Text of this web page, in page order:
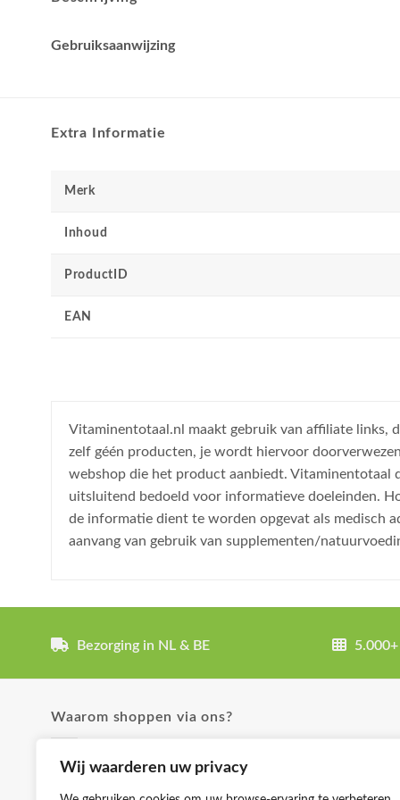
Wij waarderen uw privacy
Gebruiksaanwijzing
Extra Informatie
Merk
Inhoud
ProductID
EAN
Vitaminentotaal.nl maakt gebruik van affiliate links,
zelf géén producten, je wordt hiervoor
webshop die het product aanbiedt. Vitaminentotaal
uitsluitend bedoeld voor informatieve doeleinden.
de informatie dient te worden opgevat als medisch
aanvang van gebruik van supplementen/
Bezorging in NL & BE
Waarom shoppen via ons?
✓ Uitgebreide product omschrijvingen